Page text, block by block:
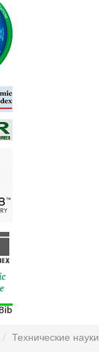
Технические науки